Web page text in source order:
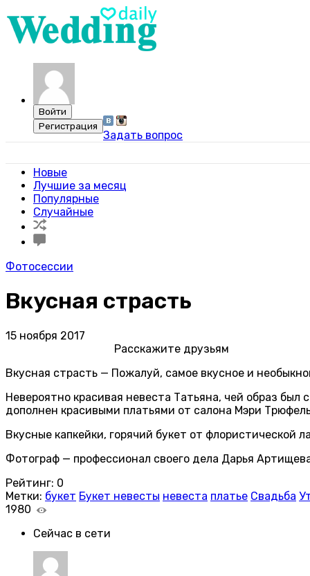
Задать вопрос
Новые
Лучшие за месяц
Популярные
Случайные
Фотосессии
Вкусная страсть
15 ноября 2017
Расскажите друзьям
Вкусная страсть — Пожалуй, самое вкусное и
Невероятно красивая невеста Татьяна, чей образ
дополнен красивыми платьями от салона Мэри
Вкусные капкейки, горячий букет от флористической
Фотограф — профессионал своего дела Дарья
Рейтинг: 0
Метки: букет Букет невесты невеста платье Свадьба
1980
Сейчас в сети